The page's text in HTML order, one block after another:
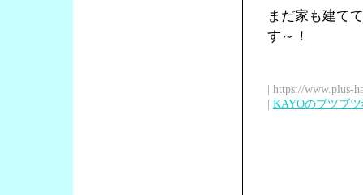
まだ家も建て
す～！
| https://www.plus-
| KAYOのブツブ